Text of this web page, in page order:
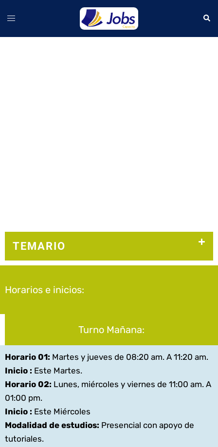
TEMARIO
Horarios e inicios:
Turno Mañana:
Horario 01: Martes y jueves de 08:20 am. A 11:20 am.
Inicio : Este Martes.
Horario 02: Lunes, miércoles y viernes de 11:00 am. A
01:00 pm.
Inicio : Este Miércoles
Modalidad de estudios: Presencial con apoyo de
tutoriales.